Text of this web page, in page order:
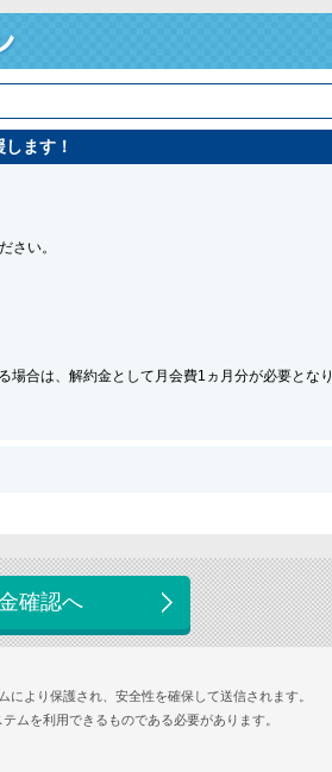
ます！
さい。
合は、解約金として月会費1ヵ月分が必要となり
確認へ
より保護され、安全性を確保して送信されます。
ムを利用できるものである必要があります。